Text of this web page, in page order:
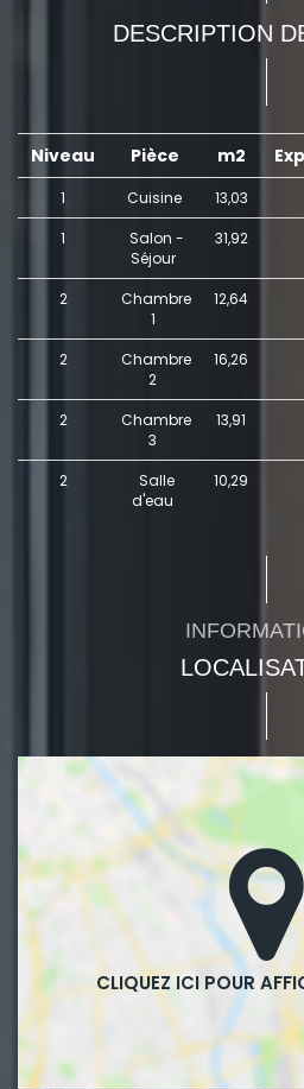
DESCRIPTION
Niveau Pièce m2
1 Cuisine 13,03
1
Salon -
Séjour
31,92
2
Chambre
1
12,64
2
Chambre
2
16,26
2
Chambre
3
13,91
2
Salle
d'eau
10,29